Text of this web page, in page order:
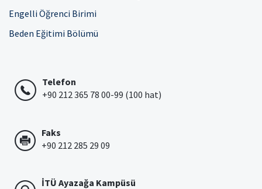
Engelli Öğrenci Birimi
Beden Eğitimi Bölümü
Telefon
+90 212 365 78 00-99 (100 hat)
Faks
+90 212 285 29 09
İTÜ Ayazağa Kampüsü